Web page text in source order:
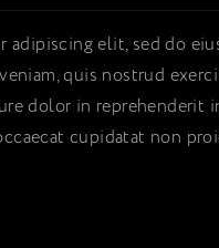
adipiscing elit, sed do
quis nostrud
dolor in
cupidatat non